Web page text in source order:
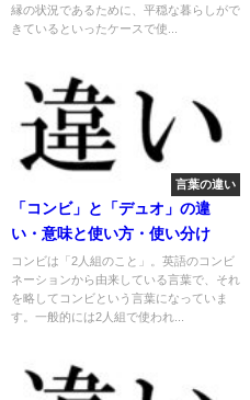
縁の状況であるために、平穏な暮らしがで
きているといったケースで使...
言葉の違い
「コンビ」と「デュオ」の違
い・意味と使い方・使い分け
コンビは「2人組のこと」。英語のコンビ
ネーションから由来している言葉で、それ
を略してコンビという言葉になっていま
す。一般的には2人組で使われ...